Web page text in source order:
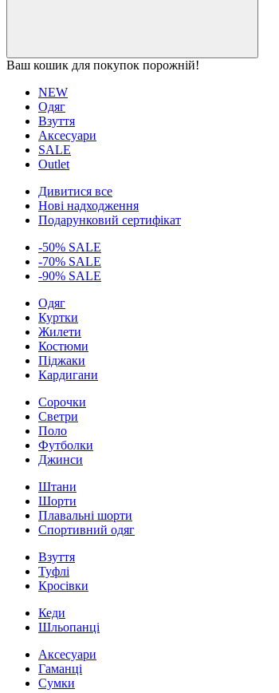
Ваш кошик для покупок порожній!
NEW
Одяг
Взуття
Аксесуари
SALE
Outlet
Дивитися все
Нові надходження
Подарунковий сертифікат
-50% SALE
-70% SALE
-90% SALE
Одяг
Куртки
Жилети
Костюми
Піджаки
Кардигани
Сорочки
Светри
Поло
Футболки
Джинси
Штани
Шорти
Плавальні шорти
Спортивний одяг
Взуття
Туфлі
Кросівки
Кеди
Шльопанці
Аксесуари
Гаманці
Сумки